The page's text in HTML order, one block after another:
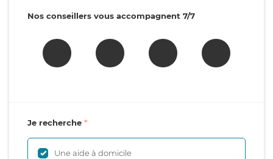
Nos conseillers vous accompagnent 7/7
Je recherche
Une aide à domicile